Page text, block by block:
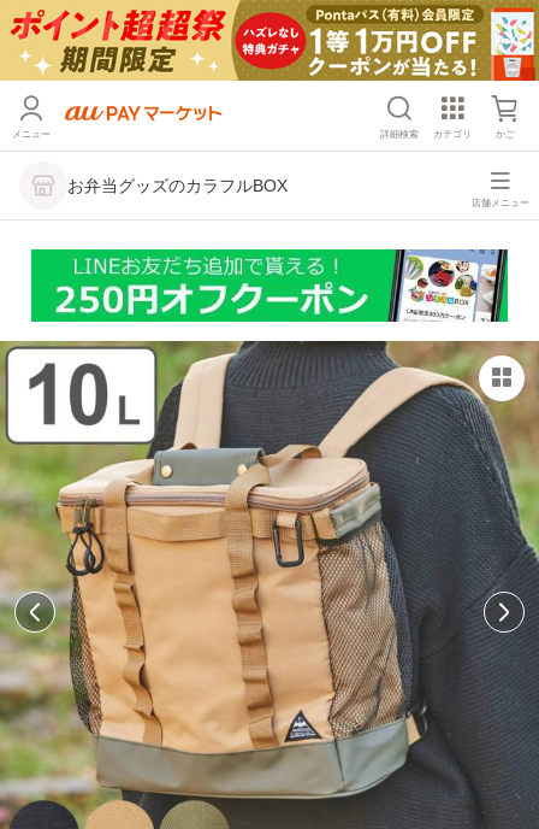
メニュー 詳細検索 カテゴリ かご
お弁当グッズのカラフルBOX
店舗メニュー